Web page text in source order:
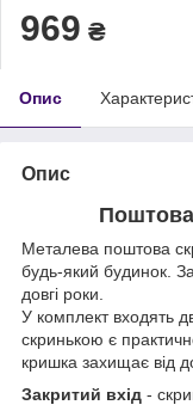
969 ₴
Опис
Опис
Металева поштова
будь-який будинок.
довгі роки.
У комплект входять
скринькою є
кришка захищає від
Закритий вхід -